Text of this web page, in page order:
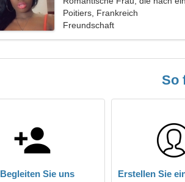
sucht
Poitiers, Frankreich
Freundschaft
So
Begleiten Sie uns Erstellen Sie